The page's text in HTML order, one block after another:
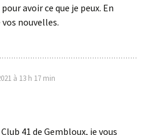
avoir ce que je peux. En
nouvelles.
à 13 h 17 min
41 de Gembloux, je vous